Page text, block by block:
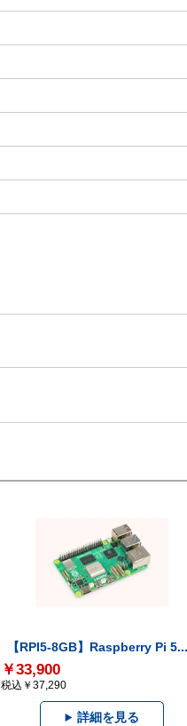
【RPI5-8GB】Raspberry Pi 5...
￥33,900
税込￥37,290
詳細を見る